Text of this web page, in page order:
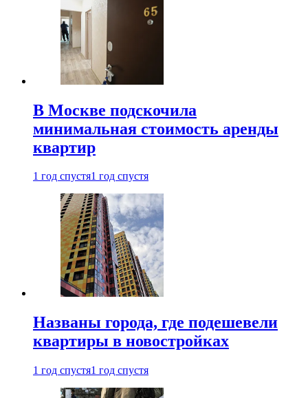
В Москве подскочила
минимальная стоимость аренды
квартир
1 год спустя1 год спустя
Названы города, где подешевели
квартиры в новостройках
1 год спустя1 год спустя